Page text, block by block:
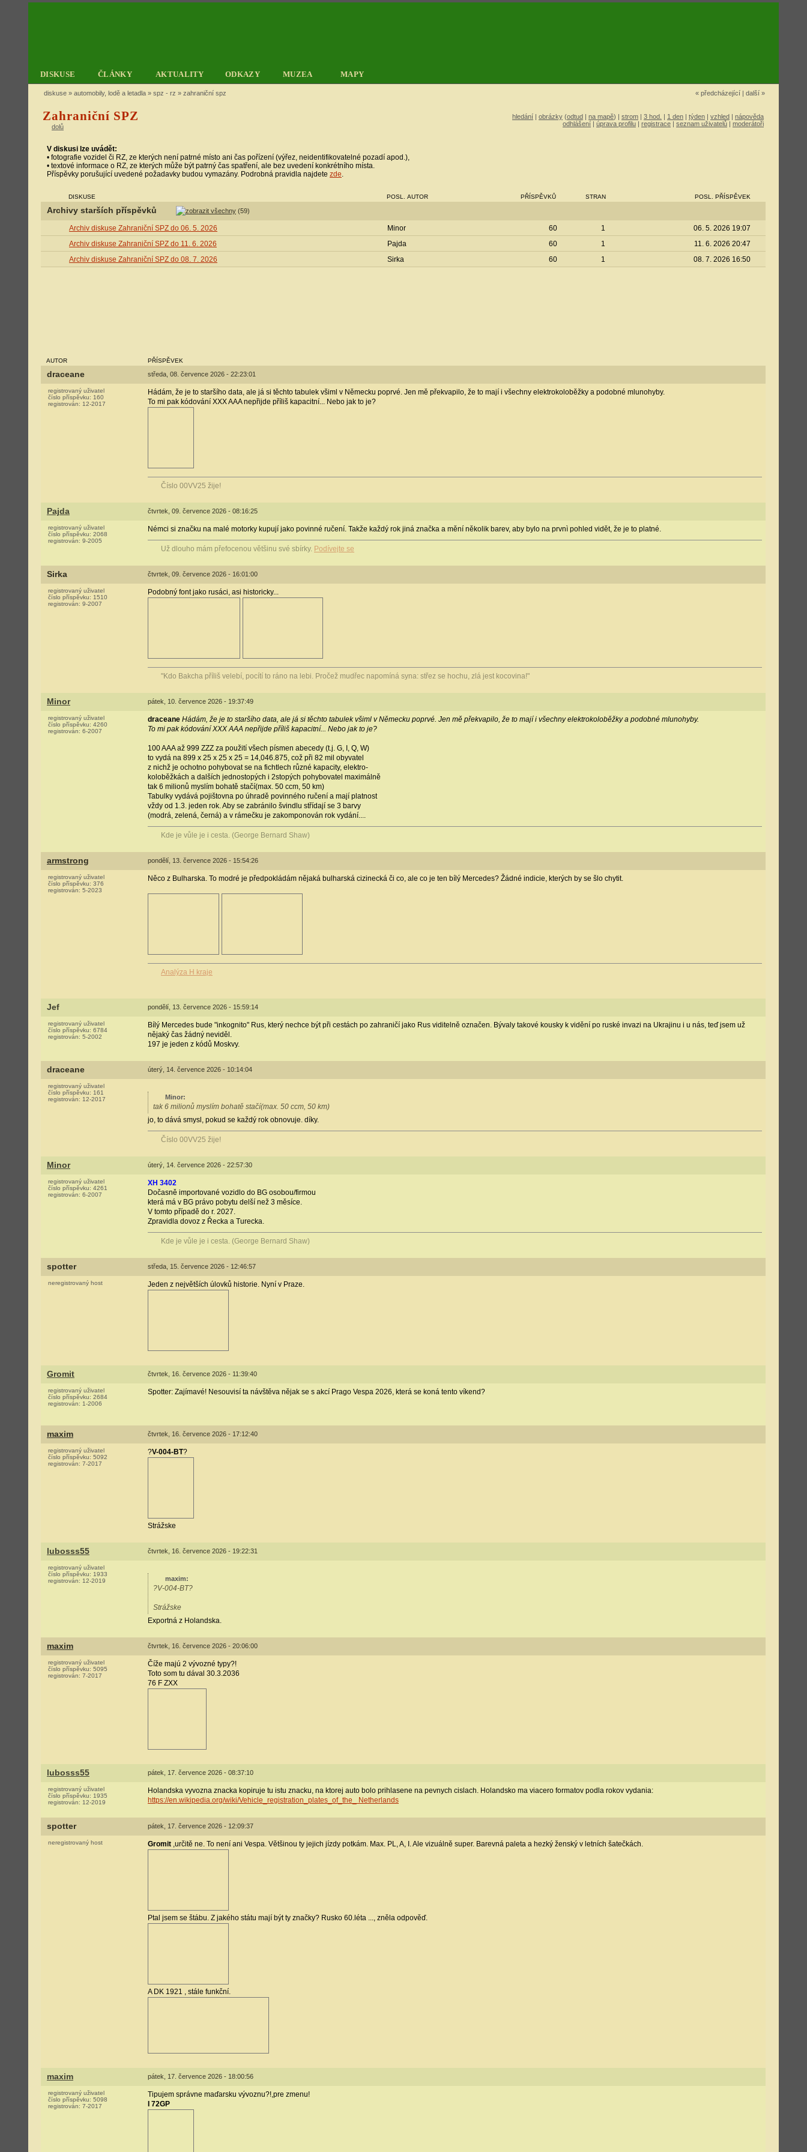
DISKUSE ČLÁNKY AKTUALITY ODKAZY MUZEA MAPY
diskuse » automobily, lodě a letadla » spz - rz » zahraniční spz « předcházející | další »
Zahraniční SPZ
dolů
hledání | obrázky (odtud | na mapě) | strom | 3 hod. | 1 den | týden | vzhled | nápověda
odhlášení | úprava profilu | registrace | seznam uživatelů | moderátoři
V diskusi lze uvádět:
• fotografie vozidel či RZ, ze kterých není patrné místo ani čas pořízení (výřez, neidentifikovatelné pozadí apod.),
• textové informace o RZ, ze kterých může být patrný čas spatření, ale bez uvedení konkrétního místa.
Příspěvky porušující uvedené požadavky budou vymazány. Podrobná pravidla najdete zde.
DISKUSE POSL. AUTOR PŘÍSPĚVKŮ STRAN POSL. PŘÍSPĚVEK
Archivy starších příspěvků (59)
Archiv diskuse Zahraniční SPZ do 06. 5. 2026 Minor 60 1
06. 5. 2026 19:07
Archiv diskuse Zahraniční SPZ do 11. 6. 2026
Pajda 60 1
11. 6. 2026 20:47
Archiv diskuse Zahraniční SPZ do 08. 7. 2026
Sirka 60 1 08. 7. 2026 16:50
AUTOR PŘÍSPĚVEK
draceane středa, 08. července 2026 - 22:23:01
registrovaný uživatel
číslo příspěvku: 160
registrován: 12-2017
Hádám, že je to staršího data, ale já si těchto tabulek všiml v Německu poprvé. Jen mě překvapilo, že to mají i všechny elektrokoloběžky a podobné mlunohyby.
To mi pak kódování XXX AAA nepřijde příliš kapacitní... Nebo jak to je?
Číslo 00VV25 žije!
Pajda čtvrtek, 09. července 2026 - 08:16:25
registrovaný uživatel
číslo příspěvku: 2068
registrován: 9-2005
Némci si značku na malé motorky kupují jako povinné ručení. Takže každý rok jiná značka a mění několik barev, aby bylo na prvnì pohled vidět, že je to platné.
Už dlouho mám přefocenou většinu své sbírky. Podívejte se
Sirka čtvrtek, 09. července 2026 - 16:01:00
registrovaný uživatel
číslo příspěvku: 1510
registrován: 9-2007
Podobný font jako rusáci, asi historicky...
"Kdo Bakcha příliš velebí, pocítí to ráno na lebi. Pročež mudřec napomíná syna: střez se hochu, zlá jest kocovina!"
Minor pátek, 10. července 2026 - 19:37:49
registrovaný uživatel
číslo příspěvku: 4260
registrován: 6-2007
draceane Hádám, že je to staršího data, ale já si těchto tabulek všiml v Německu poprvé. Jen mě překvapilo, že to mají i všechny elektrokoloběžky a podobné mlunohyby.
To mi pak kódování XXX AAA nepřijde příliš kapacitní... Nebo jak to je?
100 AAA až 999 ZZZ za použití všech písmen abecedy (t.j. G, I, Q, W)
to vydá na 899 x 25 x 25 x 25 = 14,046.875, což při 82 mil obyvatel
z nichž je ochotno pohybovat se na fichtlech různé kapacity, elektro-
koloběžkách a dalších jednostopých i 2stopých pohybovatel maximálně
tak 6 milionů myslím bohatě stačí(max. 50 ccm, 50 km)
Tabulky vydává pojištovna po úhradě povinného ručení a mají platnost
vždy od 1.3. jeden rok. Aby se zabránilo švindlu střídají se 3 barvy
(modrá, zelená, černá) a v rámečku je zakomponován rok vydání....
Kde je vůle je i cesta. (George Bernard Shaw)
armstrong pondělí, 13. července 2026 - 15:54:26
registrovaný uživatel
číslo příspěvku: 376
registrován: 5-2023
Něco z Bulharska. To modré je předpokládám nějaká bulharská cizinecká či co, ale co je ten bílý Mercedes? Žádné indicie, kterých by se šlo chytit.
Analýza H kraje
Jef pondělí, 13. července 2026 - 15:59:14
registrovaný uživatel
číslo příspěvku: 6784
registrován: 5-2002
Bílý Mercedes bude "inkognito" Rus, který nechce být při cestách po zahraničí jako Rus viditelně označen. Bývaly takové kousky k vidění po ruské invazi na Ukrajinu i u nás, teď jsem už
nějaký čas žádný neviděl.
197 je jeden z kódů Moskvy.
draceane úterý, 14. července 2026 - 10:14:04
registrovaný uživatel
číslo příspěvku: 161
registrován: 12-2017 Minor:
tak 6 milionů myslím bohatě stačí(max. 50 ccm, 50 km)
jo, to dává smysl, pokud se každý rok obnovuje. díky.
Číslo 00VV25 žije!
Minor úterý, 14. července 2026 - 22:57:30
registrovaný uživatel
číslo příspěvku: 4261
registrován: 6-2007
XH 3402
Dočasně importované vozidlo do BG osobou/firmou
která má v BG právo pobytu delší než 3 měsíce.
V tomto případě do r. 2027.
Zpravidla dovoz z Řecka a Turecka.
Kde je vůle je i cesta. (George Bernard Shaw)
spotter středa, 15. července 2026 - 12:46:57
neregistrovaný host Jeden z největších úlovků historie. Nyní v Praze.
Gromit čtvrtek, 16. července 2026 - 11:39:40
registrovaný uživatel
číslo příspěvku: 2684
registrován: 1-2006
Spotter: Zajímavé! Nesouvisí ta návštěva nějak se s akcí Prago Vespa 2026, která se koná tento víkend?
maxim čtvrtek, 16. července 2026 - 17:12:40
registrovaný uživatel
číslo příspěvku: 5092
registrován: 7-2017
?V-004-BT?
Strážske
lubosss55 čtvrtek, 16. července 2026 - 19:22:31
registrovaný uživatel
číslo příspěvku: 1933
registrován: 12-2019 maxim:
?V-004-BT?
Strážske
Exportná z Holandska.
maxim čtvrtek, 16. července 2026 - 20:06:00
registrovaný uživatel
číslo příspěvku: 5095
registrován: 7-2017
Číže majú 2 vývozné typy?!
Toto som tu dával 30.3.2036
76 F ZXX
lubosss55 pátek, 17. července 2026 - 08:37:10
registrovaný uživatel
číslo příspěvku: 1935
registrován: 12-2019
Holandska vyvozna znacka kopiruje tu istu znacku, na ktorej auto bolo prihlasene na pevnych cislach. Holandsko ma viacero formatov podla rokov vydania:
https://en.wikipedia.org/wiki/Vehicle_registration_plates_of_the_ Netherlands
spotter pátek, 17. července 2026 - 12:09:37
neregistrovaný host Gromit ,určitě ne. To není ani Vespa. Většinou ty jejich jízdy potkám. Max. PL, A, I. Ale vizuálně super. Barevná paleta a hezký ženský v letních šatečkách.
Ptal jsem se štábu. Z jakého státu mají být ty značky? Rusko 60.léta ..., zněla odpověď.
A DK 1921 , stále funkční.
maxim pátek, 17. července 2026 - 18:00:56
registrovaný uživatel
číslo příspěvku: 5098
registrován: 7-2017
Tipujem správne maďarsku vývoznu?!,pre zmenu!
I 72GP